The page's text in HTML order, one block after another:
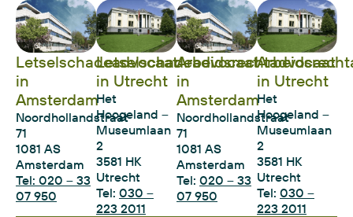
Letselschadeadvocaat
in
Amsterdam
Noordhollandstraat
71
1081 AS
Amsterdam
Tel: 020 – 33
07 950
Letselschadeadvocaat
in Utrecht
Het
Hoogeland –
Museumlaan
2
3581 HK
Utrecht
Tel: 030 –
223 2011
Arbeidsrechtadvocaat
in
Amsterdam
Noordhollandstraat
71
1081 AS
Amsterdam
Tel: 020 – 33
07 950
in Utrecht
Het
Hoogeland –
Museumlaan
2
3581 HK
Utrecht
Tel: 030 –
223 2011